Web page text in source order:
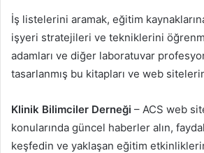
İş listelerini aramak, eğitim
işyeri stratejileri ve tekniklerini
adamları ve diğer laboratuvar
tasarlanmış bu kitapları ve web
Klinik Bilimciler Derneği – ACS web
konularında güncel haberler alın,
keşfedin ve yaklaşan eğitim